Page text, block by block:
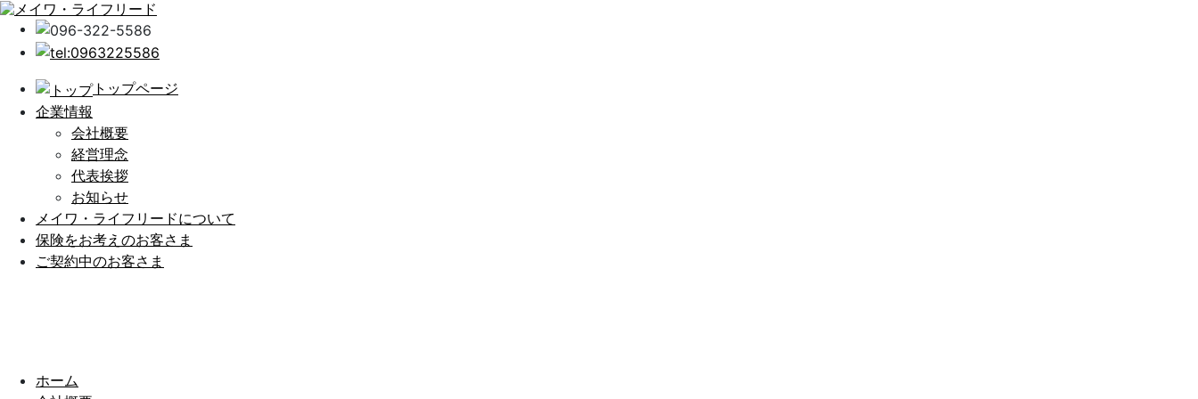
トップページ
企業情報
会社概要
経営理念
代表挨拶
お知らせ
メイワ・ライフリードについて
保険をお考えのお客さま
ご契約中のお客さま
ホーム